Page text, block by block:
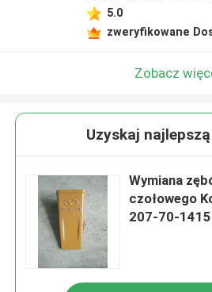
5.0
zweryfikowane
Zobacz
Uzyskaj
Wymiana
czołowego
207-70-